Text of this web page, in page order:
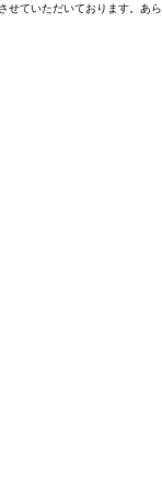
せていただいております。あら